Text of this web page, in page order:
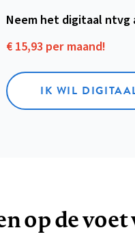
Neem het digitaal ntvg
€ 15,93 per maand!
IK WIL
op de voet